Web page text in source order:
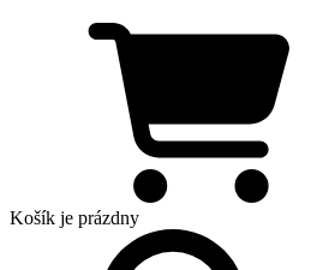
Košík je prázdny